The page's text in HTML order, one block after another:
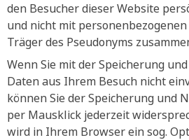
den Besucher dieser Website
und nicht mit
Träger des Pseudonyms
Wenn Sie mit der Speicherung
Daten aus Ihrem Besuch nicht
können Sie der Speicherung und
per Mausklick jederzeit
wird in Ihrem Browser ein sog.